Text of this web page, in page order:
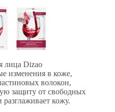
лица Dizao
изменения в коже,
волокон,
защиту от свободных
разглаживает кожу.